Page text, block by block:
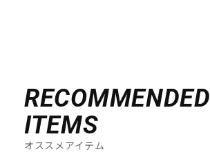
RECOMMENDED
ITEMS
オススメアイテム